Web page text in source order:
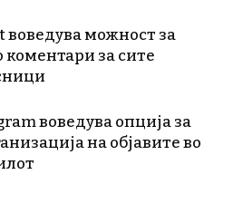
воведува можност за
коментари за сите
воведува опција за
на објавите во